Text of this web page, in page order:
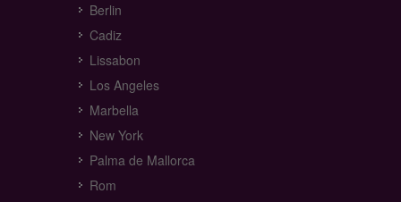
Berlin
Cadiz
Lissabon
Los Angeles
Marbella
New York
Palma de Mallorca
Rom